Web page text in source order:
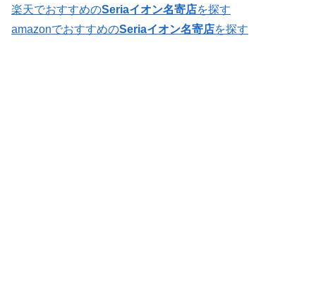
楽天でおすすめのSeriaイオン名寄店を探す
amazonでおすすめのSeriaイオン名寄店を探す